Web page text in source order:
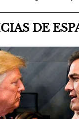
DE